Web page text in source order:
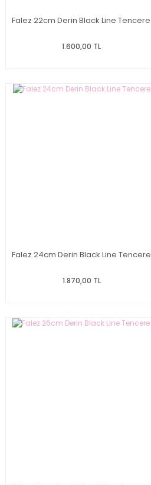
Falez 22cm Derin Black Line Tencere
1.600,00 TL
Falez 24cm Derin Black Line Tencere
1.870,00 TL